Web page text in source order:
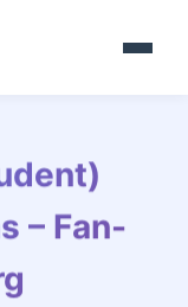
– Fan-